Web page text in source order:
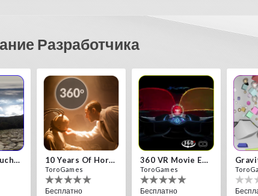
Разработчика
Bullers Of Buchan Aberdeen 10 Years Of Horror Nights
ToroGames
Бесплатно
360 VR Movie Experience
ToroGames
Бесплатно